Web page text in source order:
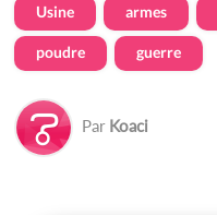
Usine armes
poudre guerre
Par Koaci